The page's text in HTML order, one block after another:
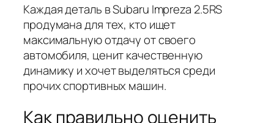
Каждая деталь в Subaru Impreza 2.5RS
продумана для тех, кто ищет
максимальную отдачу от своего
автомобиля, ценит качественную
динамику и хочет выделяться среди
прочих спортивных машин.
Как правильно оценить